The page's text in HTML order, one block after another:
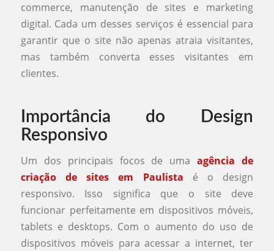
commerce, manutenção de sites e marketing
digital. Cada um desses serviços é essencial para
garantir que o site não apenas atraia visitantes,
mas também converta esses visitantes em
clientes.
Importância do Design
Responsivo
Um dos principais focos de umaagência de
criação de sites em Paulista é o design
responsivo. Isso significa que o site deve
funcionar perfeitamente em dispositivos móveis,
tablets e desktops. Com o aumento do uso de
dispositivos móveis para acessar a internet, ter